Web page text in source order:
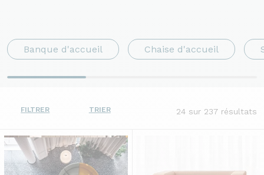
Banque d'accueil Chaise d'accueil
FILTRER TRIER 24 sur 237 résultats